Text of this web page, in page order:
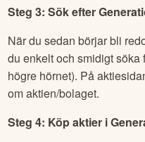
Steg 3: Sök efter
När du sedan börjar bli
du enkelt och smidigt
högre hörnet). På
om aktien/bolaget.
Steg 4: Köp aktier i